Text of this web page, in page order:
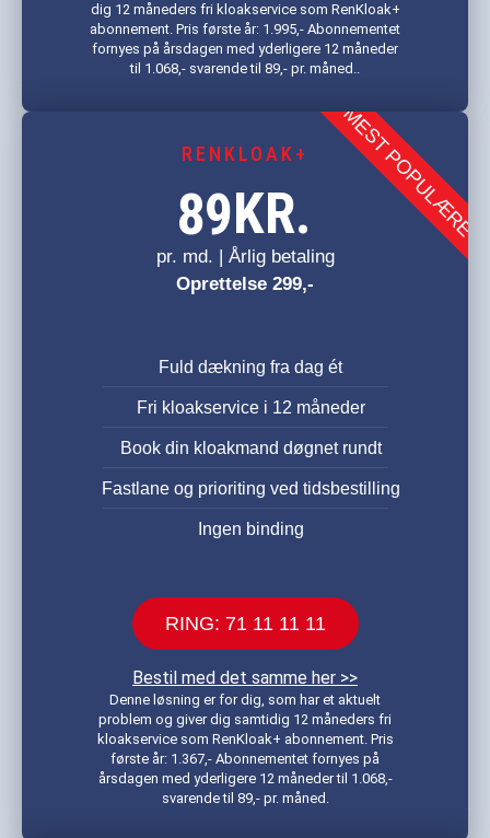
dig 12 måneders fri kloakservice som RenKloak+
abonnement. Pris første år: 1.995,- Abonnementet
fornyes på årsdagen med yderligere 12 måneder
til 1.068,- svarende til 89,- pr. måned..
RENKLOAK+
89KR.
pr. md. | Årlig betaling
Oprettelse 299,-
Fuld dækning fra dag ét
Fri kloakservice i 12 måneder
Book din kloakmand døgnet rundt
Fastlane og prioriting ved tidsbestilling
Ingen binding
RING: 71 11 11 11
Bestil med det samme her >>
Denne løsning er for dig, som har et aktuelt
problem og giver dig samtidig 12 måneders fri
kloakservice som RenKloak+ abonnement. Pris
første år: 1.367,- Abonnementet fornyes på
årsdagen med yderligere 12 måneder til 1.068,-
svarende til 89,- pr. måned.
MEST POPULÆRE